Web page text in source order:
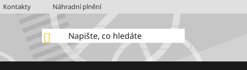
Kontakty Náhradní plnění